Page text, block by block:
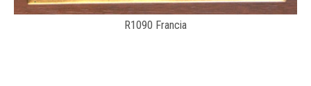
R1090 Francia